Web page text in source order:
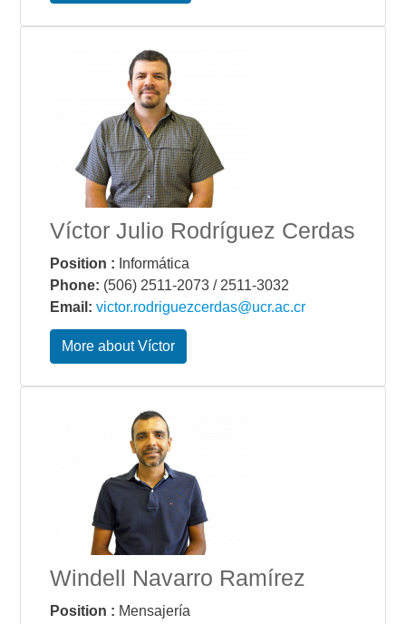
Víctor Julio Rodríguez Cerdas
Position : Informática
Phone: (506) 2511-2073 / 2511-3032
Email: victor.rodriguezcerdas@ucr.ac.cr
More about Víctor
Windell Navarro Ramírez
Position : Mensajería